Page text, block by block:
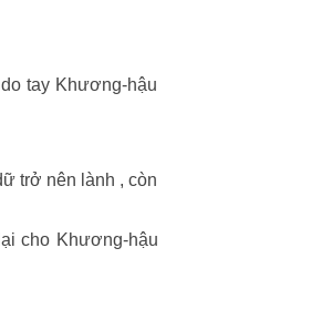
tay Khương-hậu
trở nên lành , còn
cho Khương-hậu